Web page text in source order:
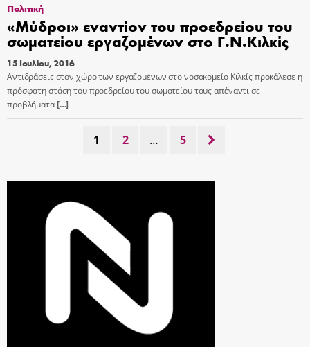
Πολιτική
«Μύδροι» εναντίον του προεδρείου του
σωματείου εργαζομένων στο Γ.Ν.Κιλκίς
15 Ιουλίου, 2016
Αντιδράσεις στον χώρο των εργαζομένων στο νοσοκομείο Κιλκίς προκάλεσε η
πρόσφατη στάση του προεδρείου του σωματείου τους απέναντι σε
προβλήματα[…]
1 2 … 5